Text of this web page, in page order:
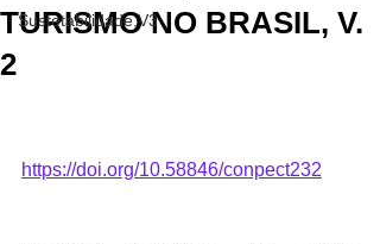
Sustetabilidade,V3
TURISMO NO BRASIL, V.
2
https://doi.org/10.58846/conpect232